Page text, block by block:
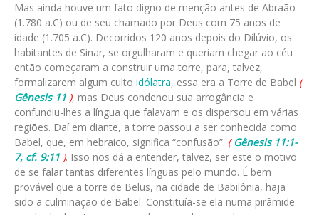
Mas ainda houve um fato digno de menção antes de Abraão
(1.780 a.C) ou de seu chamado por Deus com 75 anos de
idade (1.705 a.C). Decorridos 120 anos depois do Dilúvio, os
habitantes de Sinar, se orgulharam e queriam chegar ao céu
então começaram a construir uma torre, para, talvez,
formalizarem algum culto idólatra, essa era a Torre de Babel (
Gênesis 11 ), mas Deus condenou sua arrogância e
confundiu-lhes a língua que falavam e os dispersou em várias
regiões. Daí em diante, a torre passou a ser conhecida como
Babel, que, em hebraico, significa “confusão”. (Gênesis 11:1-
7, cf. 9:11 ). Isso nos dá a entender, talvez, ser este o motivo
de se falar tantas diferentes línguas pelo mundo. É bem
provável que a torre de Belus, na cidade de Babilônia, haja
sido a culminação de Babel. Constituía-se ela numa pirâmide